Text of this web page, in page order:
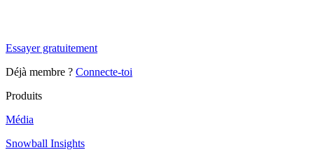
Essayer gratuitement
Déjà membre ? Connecte-toi
Produits
Média
Snowball Insights